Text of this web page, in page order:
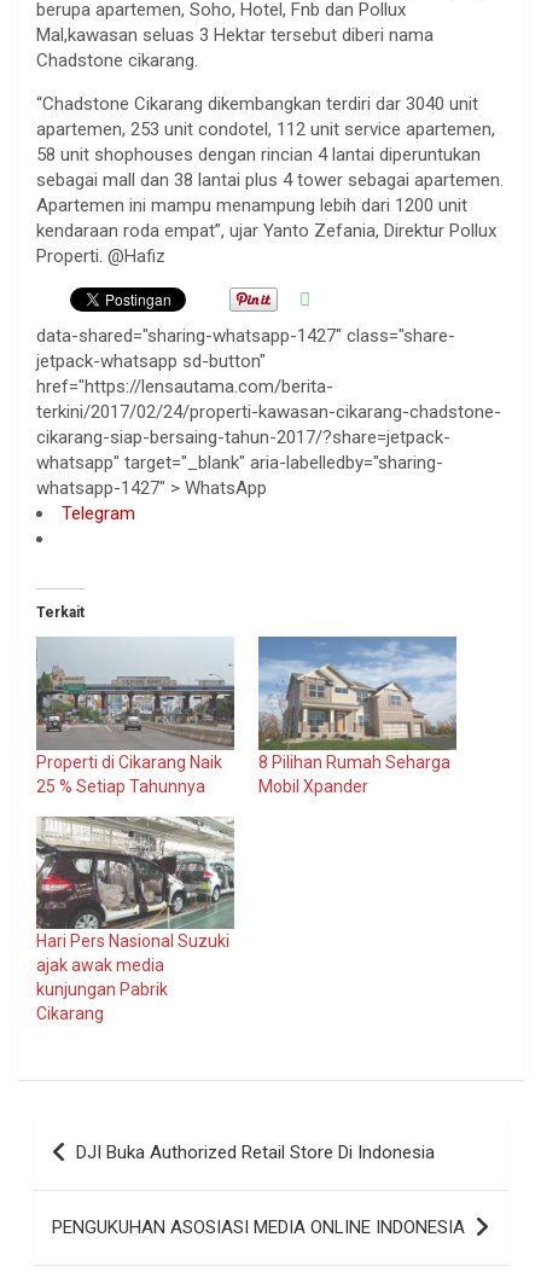
berupa apartemen, Soho, Hotel, Fnb dan Pollux
Mal,kawasan seluas 3 Hektar tersebut diberi nama
Chadstone cikarang.
“Chadstone Cikarang dikembangkan terdiri dar 3040 unit
apartemen, 253 unit condotel, 112 unit service apartemen,
58 unit shophouses dengan rincian 4 lantai diperuntukan
sebagai mall dan 38 lantai plus 4 tower sebagai apartemen.
Apartemen ini mampu menampung lebih dari 1200 unit
kendaraan roda empat”, ujar Yanto Zefania, Direktur Pollux
Properti. @Hafiz
data-shared="sharing-whatsapp-1427" class="share-
jetpack-whatsapp sd-button"
href="https://lensautama.com/berita-
terkini/2017/02/24/properti-kawasan-cikarang-chadstone-
cikarang-siap-bersaing-tahun-2017/?share=jetpack-
whatsapp" target="_blank" aria-labelledby="sharing-
whatsapp-1427" > WhatsApp
Telegram
Terkait
Properti di Cikarang Naik
25 % Setiap Tahunnya
8 Pilihan Rumah Seharga
Mobil Xpander
Hari Pers Nasional Suzuki
ajak awak media
kunjungan Pabrik
Cikarang
Navigasi
pos
DJI Buka Authorized Retail Store Di Indonesia
PENGUKUHAN ASOSIASI MEDIA ONLINE INDONESIA